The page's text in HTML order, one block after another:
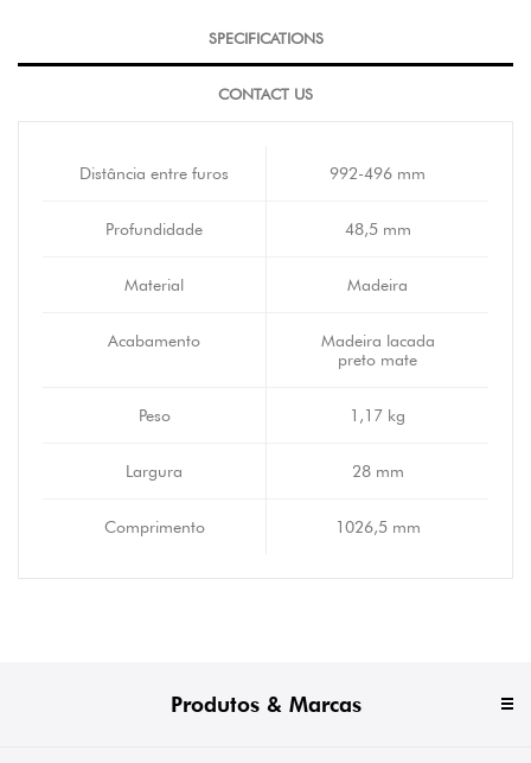
SPECIFICATIONS
CONTACT US
Distância entre furos 992-496 mm
Profundidade 48,5 mm
Material Madeira
Acabamento
Madeira lacada
preto mate
Peso 1,17 kg
Largura 28 mm
Comprimento 1026,5 mm
Produtos & Marcas